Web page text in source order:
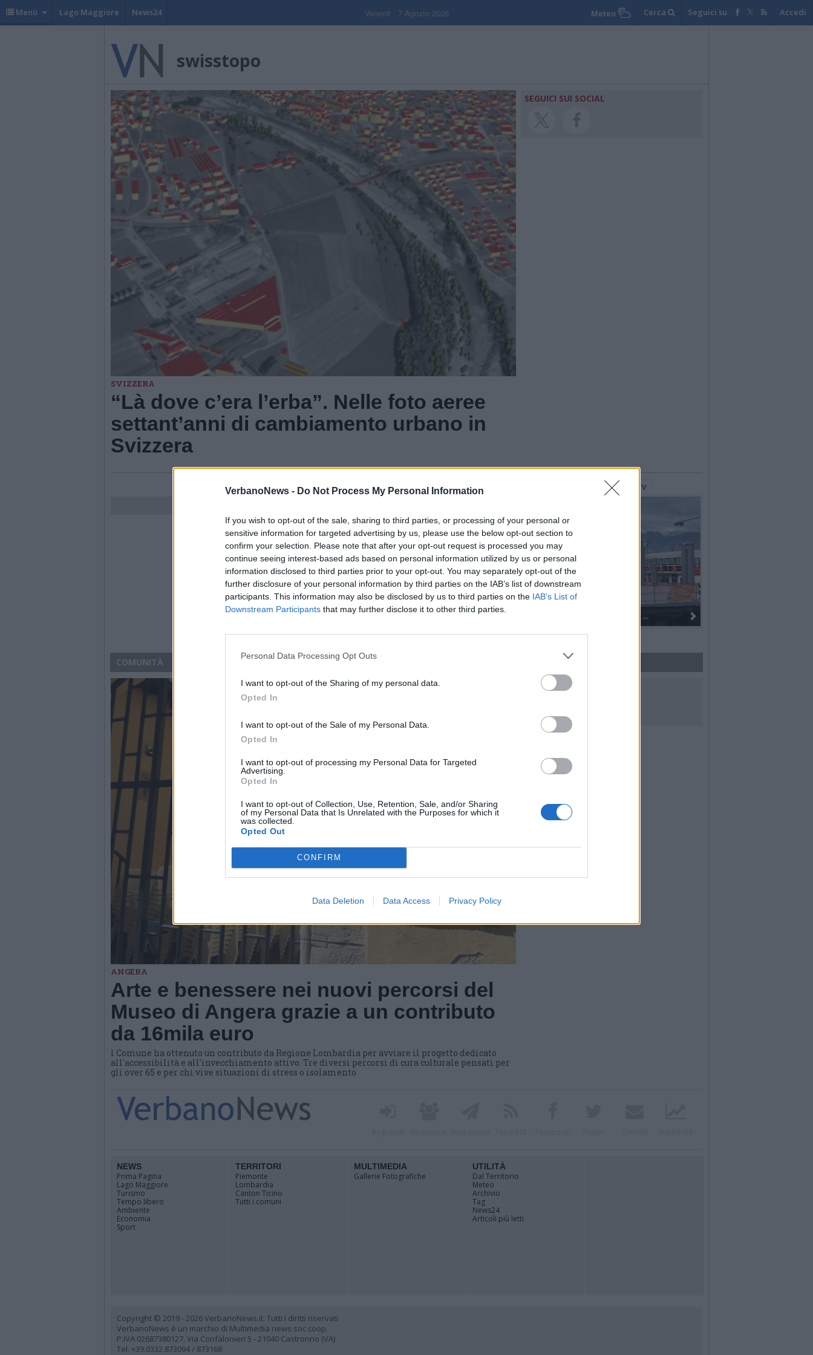
VerbanoNews - Do Not Process My Personal Information
If you wish to opt-out of the sale, sharing to third parties, or processing of your personal or
sensitive information for targeted advertising by us, please use the below opt-out section to
confirm your selection. Please note that after your opt-out request is processed you may
continue seeing interest-based ads based on personal information utilized by us or personal
information disclosed to third parties prior to your opt-out. You may separately opt-out of the
further disclosure of your personal information by third parties on the IAB’s list of downstream
participants. This information may also be disclosed by us to third parties on the IAB’s List of
Downstream Participants that may further disclose it to other third parties.
Personal Data Processing Opt Outs
I want to opt-out of the Sharing of my personal data.
Opted In
I want to opt-out of the Sale of my Personal Data.
Opted In
I want to opt-out of processing my Personal Data for Targeted
Advertising.
Opted In
I want to opt-out of Collection, Use, Retention, Sale, and/or Sharing
of my Personal Data that Is Unrelated with the Purposes for which it
was collected.
Opted Out
CONFIRM
Data Deletion Data Access Privacy Policy
Menù Lago Maggiore News24 Venerdi , 7 Agosto 2026 Meteo Cerca Seguici su Accedi
swisstopo
SVIZZERA
“Là dove c’era l’erba”. Nelle foto aeree
settant’anni di cambiamento urbano in
Svizzera
SEGUICI SUI SOCIAL
Gallerie Fotografiche WebTV
Dall’oro alla fiaccola: ...
COMUNITÀ
ANGERA
Arte e benessere nei nuovi percorsi del
Museo di Angera grazie a un contributo
da 16mila euro
l Comune ha ottenuto un contributo da Regione Lombardia per avviare il progetto dedicato
all'accessibilità e all'invecchiamento attivo. Tre diversi percorsi di cura culturale pensati per
gli over 65 e per chi vive situazioni di stress o isolamento
SEGUICI SUI SOCIAL
NEWS
Prima Pagina
Lago Maggiore
Turismo
Tempo libero
Ambiente
Economia
Sport
TERRITORI
Piemonte
Lombardia
Canton Ticino
Tutti i comuni
MULTIMEDIA
Gallerie Fotografiche
UTILITÀ
Dal Territorio
Meteo
Archivio
Tag
News24
Articoli più letti
Copyright © 2019 - 2026 VerbanoNews.it. Tutti i diritti riservati
VerbanoNews è un marchio di Multimedia news soc coop.
P.IVA 02687380127, Via Confalonieri 5 - 21040 Castronno (VA)
Tel. +39.0332.873094 / 873168